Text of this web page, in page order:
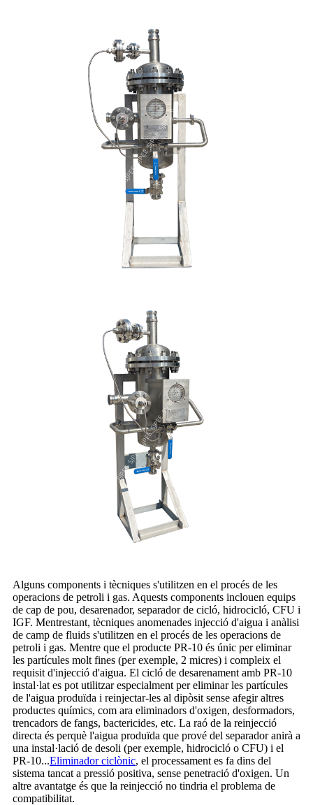
Alguns components i tècniques s'utilitzen en el procés de les
operacions de petroli i gas. Aquests components inclouen equips
de cap de pou, desarenador, separador de cicló, hidrocicló, CFU i
IGF. Mentrestant, tècniques anomenades injecció d'aigua i anàlisi
de camp de fluids s'utilitzen en el procés de les operacions de
petroli i gas. Mentre que el producte PR-10 és únic per eliminar
les partícules molt fines (per exemple, 2 micres) i compleix el
requisit d'injecció d'aigua. El cicló de desarenament amb PR-10
instal·lat es pot utilitzar especialment per eliminar les partícules
de l'aigua produïda i reinjectar-les al dipòsit sense afegir altres
productes químics, com ara eliminadors d'oxigen, desformadors,
trencadors de fangs, bactericides, etc. La raó de la reinjecció
directa és perquè l'aigua produïda que prové del separador anirà a
una instal·lació de desoli (per exemple, hidrocicló o CFU) i el
PR-10...Eliminador ciclònic, el processament es fa dins del
sistema tancat a pressió positiva, sense penetració d'oxigen. Un
altre avantatge és que la reinjecció no tindria el problema de
compatibilitat.